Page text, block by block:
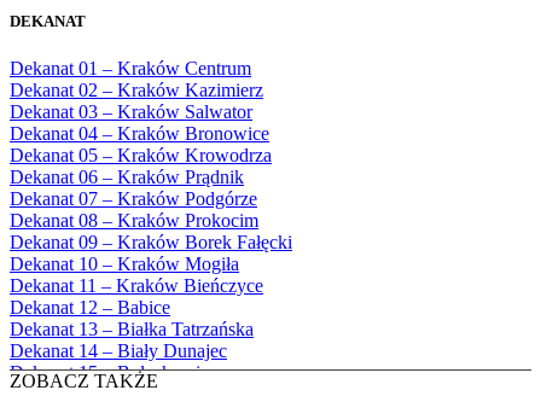
1983
1985
1986
1987
1988
1989
1990
1991
1992
1993
1994
1995
1996
1997
1998
1999
2000
Bęczarka, Parafia Matki Boskiej
Będkowice, Parafia Najświętszej Maryi
Panny Królowej
Białka Górna, Parafia Matki Bożej
Królowej Rodzin
Białka Tatrzańska, Parafia Świętych
Apostołów Szymona i Judy Tadeusza
Biały Dunajec, Parafia Matki Bożej
Królowej Aniołów
Biały Kościół, Parafia św. Mikołaja
Bibice, Parafia Matki Bożej Nieustającej
Pomocy
Bieńkówka, Parafia Przenajświętszej Trójcy
Biertowice, Parafia Matki Bożej
Różańcowej
Biórków Wielki, Parafia Wniebowzięcia
DEKANAT
Dekanat 01 – Kraków Centrum
Dekanat 02 – Kraków Kazimierz
Dekanat 03 – Kraków Salwator
Dekanat 04 – Kraków Bronowice
Dekanat 05 – Kraków Krowodrza
Dekanat 06 – Kraków Prądnik
Dekanat 07 – Kraków Podgórze
Dekanat 08 – Kraków Prokocim
Dekanat 09 – Kraków Borek Fałęcki
Dekanat 10 – Kraków Mogiła
Dekanat 11 – Kraków Bieńczyce
Dekanat 12 – Babice
Dekanat 13 – Białka Tatrzańska
Dekanat 14 – Biały Dunajec
Dekanat 15 – Bolechowice
ZOBACZ TAKŻE